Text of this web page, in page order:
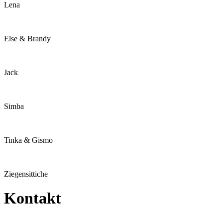
Lena
Else & Brandy
Jack
Simba
Tinka & Gismo
Ziegensittiche
Kontakt